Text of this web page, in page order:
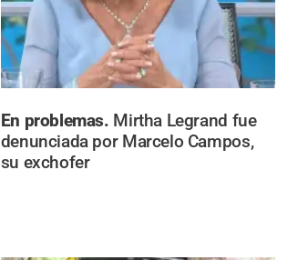
En problemas. Mirtha Legrand fue
denunciada por Marcelo Campos,
su exchofer